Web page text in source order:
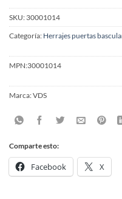
SKU: 30001014
Categoría: Herrajes puertas
MPN:30001014
Marca:VDS
Comparte esto:
Facebook X